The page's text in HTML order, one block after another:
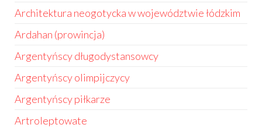
Architektura neogotycka w województwie łódzkim
Ardahan (prowincja)
Argentyńscy długodystansowcy
Argentyńscy olimpijczycy
Argentyńscy piłkarze
Artroleptowate